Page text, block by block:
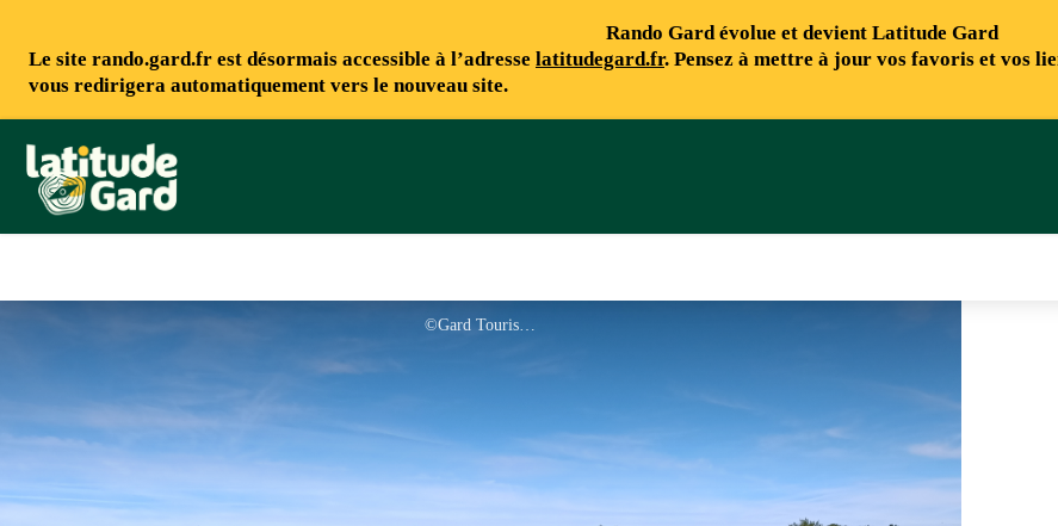
Rando Gard évolue et devient Latitude Gard
Le site rando.gard.fr est désormais accessible à l’adresse latitudegard.fr. Pensez à mettre à jour vos favoris et vos
vous redirigera automatiquement vers le nouveau site.
Rando Gard
©Gard Tourisme